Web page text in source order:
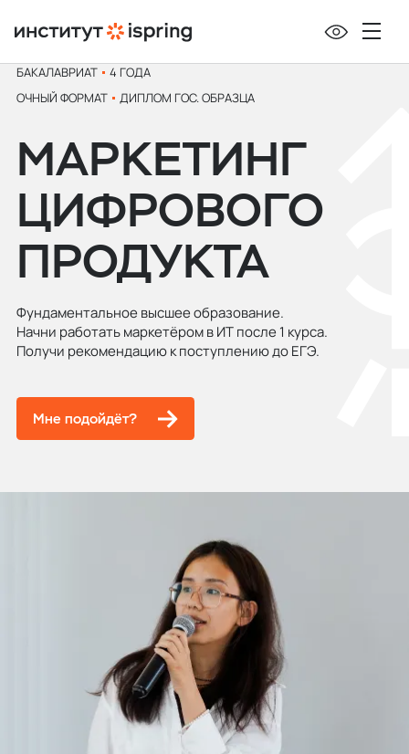
БАКАЛАВРИАТ
4 ГОДА
ОЧНЫЙ ФОРМАТ
ДИПЛОМ ГОС. ОБРАЗЦА
МАРКЕТИНГ
ЦИФРОВОГО
ПРОДУКТА
Фундаментальное высшее образование.
Начни работать маркетёром в ИТ после 1 курса.
Получи рекомендацию к поступлению до ЕГЭ.
Мне подойдёт?